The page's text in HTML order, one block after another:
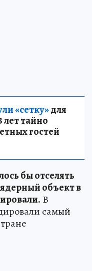
«сетку»для
лет тайно
гостей
бы отселять
объект в
В
самый